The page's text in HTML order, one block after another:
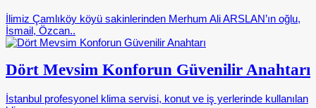
İlimiz Çamlıköy köyü sakinlerinden Merhum Ali ARSLAN’ın oğlu,
İsmail, Özcan..
Dört Mevsim Konforun Güvenilir Anahtarı
İstanbul profesyonel klima servisi, konut ve iş yerlerinde kullanılan